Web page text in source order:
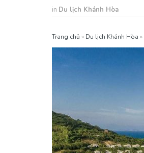
in Du lịch Khánh Hòa
Trang chủ » Du lịch Khánh Hòa »